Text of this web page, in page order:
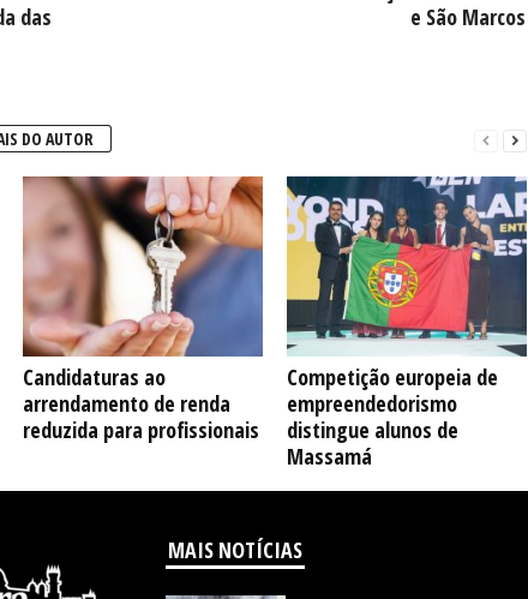
das
e São Marcos
DO AUTOR
Candidaturas ao
arrendamento de renda
reduzida para profissionais
Competição europeia de
empreendedorismo
distingue alunos de
Massamá
MAIS NOTÍCIAS